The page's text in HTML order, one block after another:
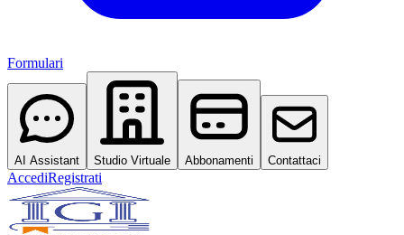
Formulari
AI Assistant Studio Virtuale Abbonamenti Contattaci
AccediRegistrati